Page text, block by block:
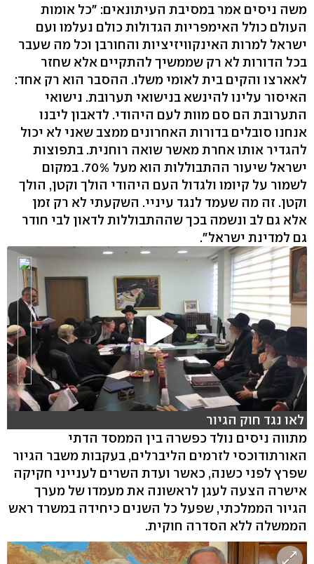
משה ניסים אמר במסיבת העיתונאים: "כל אומות
העולם כולל האימפריות הגדולות כולם נעלמו ועם
ישראל למרות האינקוויזיציות והחורבן וכל מה שעבר
בכל הדורות לא רק שממשיך להתקיים אלא שחזר
לאארצו והקים בית לאומי משלו. ההסבר הוא רק אחד:
האיסור עלינו להינשא בנישואי תערובת. נישואי
התערובת הם סם מוות לעם היהודי. לדאבון ליבנו
אנחנו סובלים בדורות האחרונים ממצב שאני לא יכול
להגדיר אותו אחרת מאשר שואה רוחנית. בתפוצות
ישראל שיעור ההתבוללות הוא מעל 70%. במקום
לשמור על קיומו ולגדול העם היהודי הולך וקטן, הולך
וקטן. זה מה שעמד לנגד עיניי. השקעתי לא רק זמן
אלא גם לב ונשמה בכך שההתבוללות לדאון לבי חודר
גם למדינת ישראל".
לאו נגד חוק הגיור
מתווה ניסים נולד כפשרה בין הממסד הדתי
האורתודוכסי לזרמים הליברלים, בעקבות משבר הגיור
שפרץ לפני כשנה, כאשר ועדת השרים לענייני חקיקה
אישרה הצעה לעגן לראשונה את מעמדו של מערך
הגיור הממלכתי, שפעל כל השנים כיחידה במשרד ראש
הממשלה ללא הסדרה חוקית.